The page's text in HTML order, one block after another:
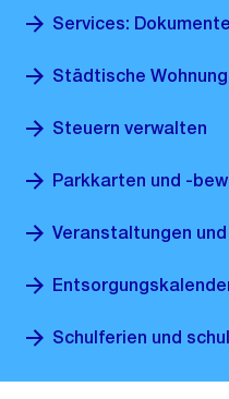
Services:
Städtische
Steuern verwalten
Parkkarten und -
Veranstaltungen
Schulferien und